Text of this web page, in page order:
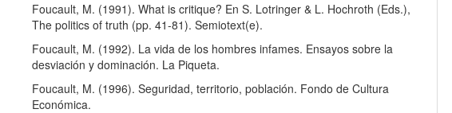
Foucault, M. (1991). What is critique? En S. Lotringer & L. Hochroth (Eds.),
The politics of truth (pp. 41-81). Semiotext(e).
Foucault, M. (1992). La vida de los hombres infames. Ensayos sobre la
desviación y dominación. La Piqueta.
Foucault, M. (1996). Seguridad, territorio, población. Fondo de Cultura
Económica.